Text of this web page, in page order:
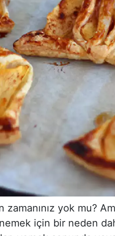
zamanınız yok mu?
için bir neden